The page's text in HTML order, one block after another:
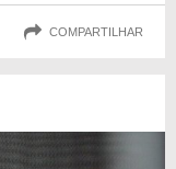
COMPARTILHAR